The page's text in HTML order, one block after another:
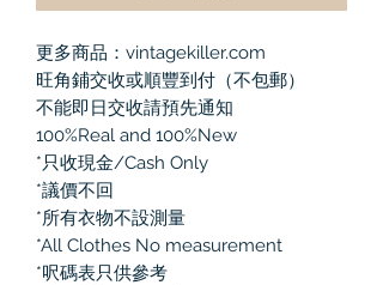
更多商品：vintagekiller.com
旺角鋪交收或順豐到付（不包郵）
不能即日交收請預先通知
100%Real and 100%New
*只收現金/Cash Only
*議價不回
*所有衣物不設測量
*All Clothes No measurement
*呎碼表只供參考